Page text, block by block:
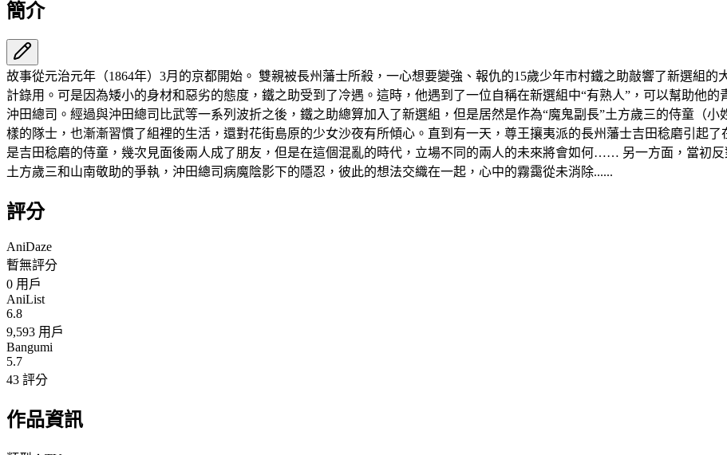
簡介
故事從元治元年（1864年）3月的京都開始。 雙親被長州藩士所殺，一心想要變強、報仇的15歲少年市村鐵之助敲響了新選組
計錄用。可是因為矮小的身材和惡劣的態度，鐵之助受到了冷遇。這時，他遇到了一位自稱在新選組中“有熟人”，可以幫助他
沖田總司。經過與沖田總司比武等一系列波折之後，鐵之助總算加入了新選組，但是居然是作為“魔鬼副長”土方歲三的侍童（
樣的隊士，也漸漸習慣了組裡的生活，還對花街島原的少女沙夜有所傾心。直到有一天，尊王攘夷派的長州藩士吉田稔磨引起
是吉田稔磨的侍童，幾次見面後兩人成了朋友，但是在這個混亂的時代，立場不同的兩人的未來將會如何…… 另一方面，當初
土方歲三和山南敬助的爭執，沖田總司病魔陰影下的隱忍，彼此的想法交織在一起，心中的霧靄從未消除......
評分
AniDaze
暫無評分
0 用戶
AniList
6.8
9,593 用戶
Bangumi
5.7
43 評分
作品資訊